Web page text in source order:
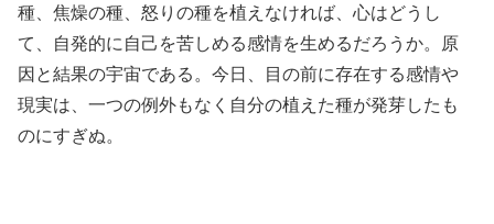
種、焦燥の種、怒りの種を植えなければ、心はどうし
て、自発的に自己を苦しめる感情を生めるだろうか。原
因と結果の宇宙である。今日、目の前に存在する感情や
現実は、一つの例外もなく自分の植えた種が発芽したも
のにすぎぬ。